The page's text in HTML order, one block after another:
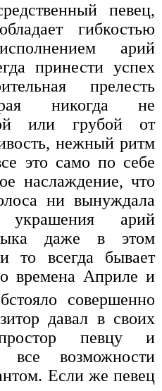
певец,
гибкостью
арий
принести успех
прелесть
никогда не
или грубой от
нежный ритм
это само по себе
наслаждение, что
ни вынуждала
украшения арий
даже в этом
то всегда бывает
времена Априле и
совершенно
давал в своих
певцу и
все возможности
Если же певец